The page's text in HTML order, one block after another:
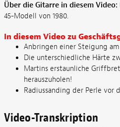
Über die Gitarre in diesem Video:
45-Modell von 1980.
In diesem Video zu
Anbringen einer Steigung
Die unterschiedliche Härte
Martins erstaunliche
herauszuholen!
Radiussanding der Perle vor
Video-Transkription